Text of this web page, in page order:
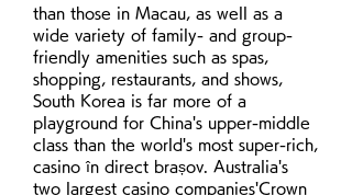
than those in Macau, as well as a
wide variety of family- and group-
friendly amenities such as spas,
shopping, restaurants, and shows,
South Korea is far more of a
playground for China's upper-middle
class than the world's most super-rich,
casino în direct brașov. Australia's
two largest casino companies'Crown